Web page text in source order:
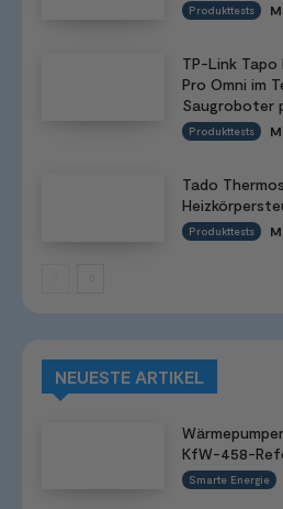
Produkttests
TP-Link Tapo
Pro Omni im
Saugroboter
Produkttests
Tado
Produkttests
NEUESTE ARTIKEL
KfW-458-
Smarte Energie